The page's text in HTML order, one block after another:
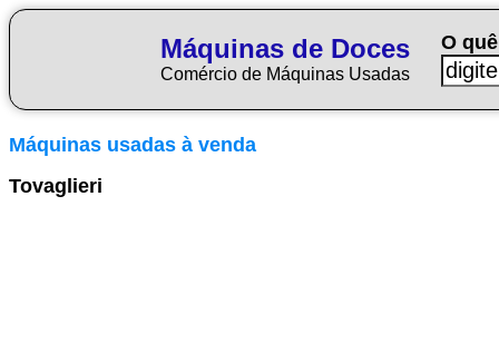
Máquinas de Doces
Comércio de Máquinas Usadas
O
Máquinas usadas à venda
Tovaglieri